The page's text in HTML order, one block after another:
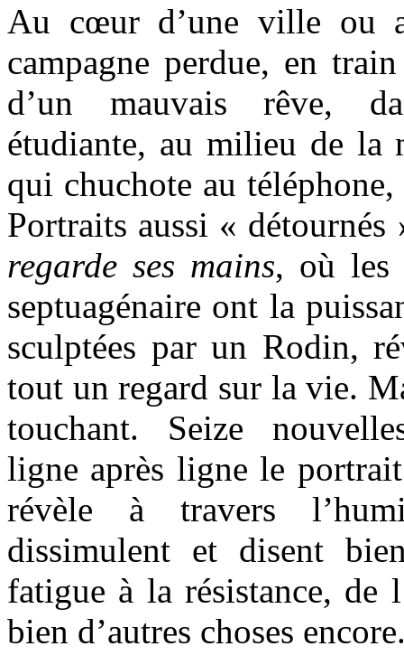
Au cœur d’une ville ou
campagne perdue, en
d’un mauvais rêve,
étudiante, au milieu de la
qui chuchote au
Portraits aussi «
regarde ses mains, où les
septuagénaire ont la
sculptées par un Rodin,
tout un regard sur la vie.
touchant. Seize
ligne après ligne le
révèle à travers
dissimulent et disent
fatigue à la résistance,
bien d’autres choses